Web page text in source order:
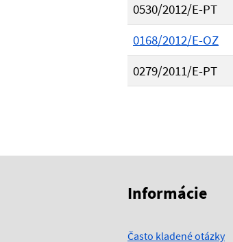
0530/2012/E-PT
0168/2012/E-OZ
0279/2011/E-PT
Informácie
Často kladené otázky